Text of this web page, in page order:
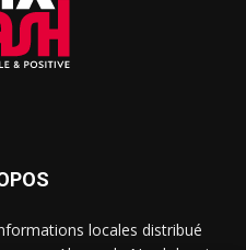
locales distribué